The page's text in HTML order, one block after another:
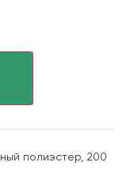
полиэстер, 200